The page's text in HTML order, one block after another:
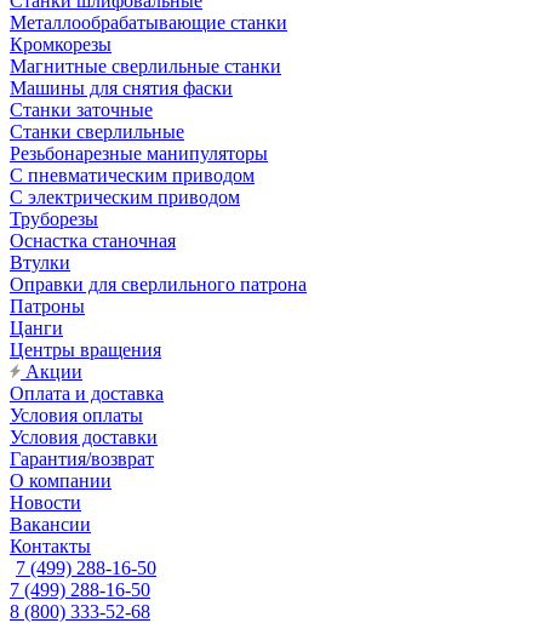
Металлообрабатывающие станки
Кромкорезы
Магнитные сверлильные станки
Машины для снятия фаски
Станки заточные
Станки сверлильные
Резьбонарезные манипуляторы
С пневматическим приводом
С электрическим приводом
Труборезы
Оснастка станочная
Втулки
Оправки для сверлильного патрона
Патроны
Цанги
Центры вращения
Акции
Оплата и доставка
Условия оплаты
Условия доставки
Гарантия/возврат
О компании
Новости
Вакансии
Контакты
7 (499) 288-16-50
7 (499) 288-16-50
8 (800) 333-52-68